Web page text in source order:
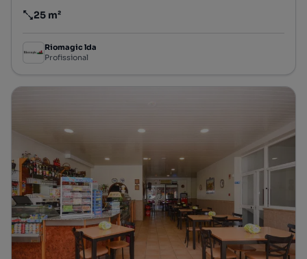
Preço por metro quadrado
25 m²
Riomagic lda
Profissional